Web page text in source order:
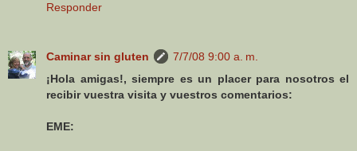
Responder
Caminar sin gluten
7/7/08 9:00 a. m.
¡Hola amigas!, siempre es un placer para nosotros el
recibir vuestra visita y vuestros comentarios:
EME: